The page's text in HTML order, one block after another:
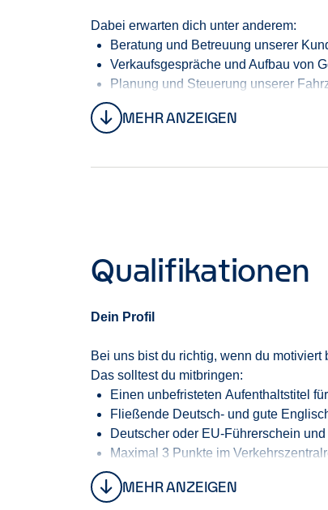
MEHR ANZEIGEN
Dabei erwarten dich unter anderem:
Beratung und Betreuung unserer
Verkaufsgespräche und Aufbau von
Planung und Steuerung unserer
Analyse von Kennzahlen und
Entwicklung von Lösungen
Qualifikationen
MEHR ANZEIGEN
Dein Profil
Bei uns bist du richtig, wenn du motiviert
Das solltest du mitbringen:
Einen unbefristeten Aufenthaltstitel für
Fließende Deutsch- und gute
Deutscher oder EU-Führerschein
Maximal 3 Punkte im
K